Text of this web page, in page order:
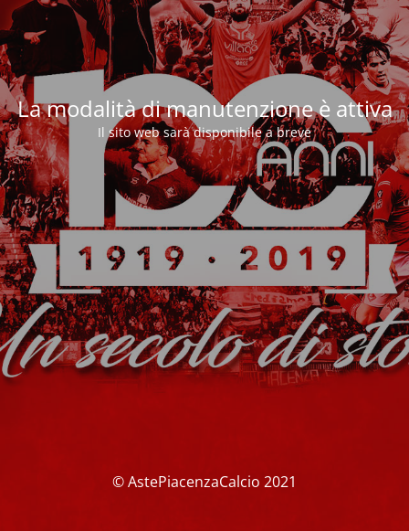
La modalità di manutenzione è attiva
Il sito web sarà disponibile a breve
© AstePiacenzaCalcio 2021